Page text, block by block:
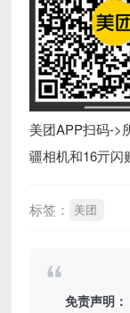
美团APP扫码->
疆相机和16亓闪
标签： 美团
免责声明：